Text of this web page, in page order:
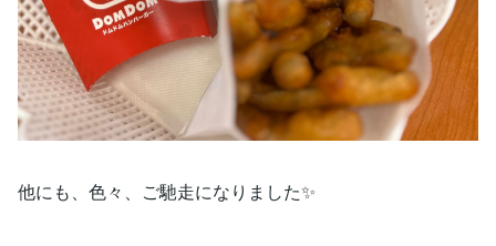
他にも、色々、ご馳走になりました✨